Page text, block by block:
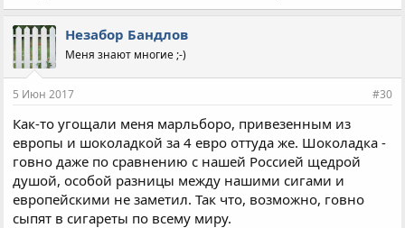
Незабор Бандлов
Меня знают многие ;-)
5 Июн 2017 #30
Как-то угощали меня марльборо, привезенным из
европы и шоколадкой за 4 евро оттуда же. Шоколадка -
говно даже по сравнению с нашей Россией щедрой
душой, особой разницы между нашими сигами и
европейскими не заметил. Так что, возможно, говно
сыпят в сигареты по всему миру.